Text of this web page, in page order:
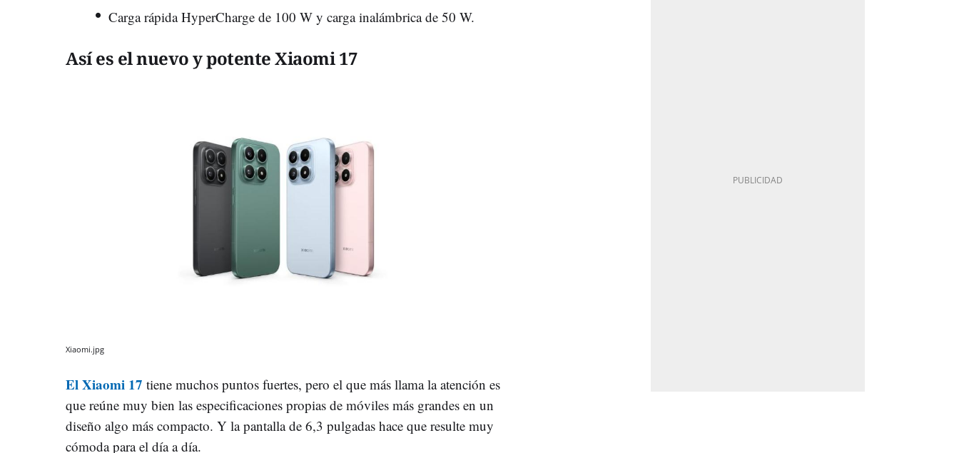
Carga rápida HyperCharge de 100 W y carga inalámbrica de 50 W.
Así es el nuevo y potente Xiaomi 17
Xiaomi.jpg
El Xiaomi 17 tiene muchos puntos fuertes, pero el que más llama la atención es
que reúne muy bien las especificaciones propias de móviles más grandes en un
diseño algo más compacto. Y la pantalla de 6,3 pulgadas hace que resulte muy
cómoda para el día a día.